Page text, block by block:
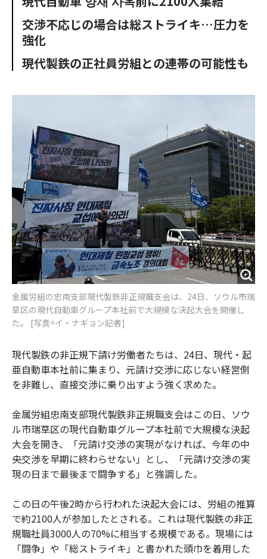
o
k
e
u
交渉不応じの場合は総ストライキ…圧力を
強化
現代製鉄の正社員労組との連帯の可能性も
金属労組の忠南支部現代製鉄非正規職支会は、24日、ソウル市瑞
草区の現代自動車グループ本社前で大規模な決起大会を開催し
た。 [写真=イ・ナギョン記者]
現代製鉄の非正規下請け労働者たちは、24日、現代・起
亜自動車本社前に集まり、元請け交渉に応じない経営側
を非難し、直接交渉に乗り出すよう強く求めた。
金属労組忠南支部現代製鉄非正規職支会はこの日、ソウ
ル市瑞草区の現代自動車グループ本社前で大規模な決起
大会を開き、「元請け交渉の実現がなければ、今年の中
央交渉を早期に終わらせない」とし、「元請け交渉の実
現の日まで最後まで闘争する」と強調した。
この日の午後2時から行われた決起大会には、労組の推算
で約2100人が参加したとされる。これは現代製鉄の非正
規職社員3000人の70%に相当する規模である。現場には
「闘争」や「総ストライキ」と書かれた頭巾を着用した